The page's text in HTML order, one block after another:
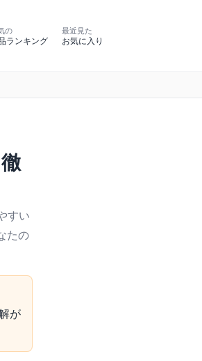
の
ランキング
最近見た
お気に入り
すい
たの
が